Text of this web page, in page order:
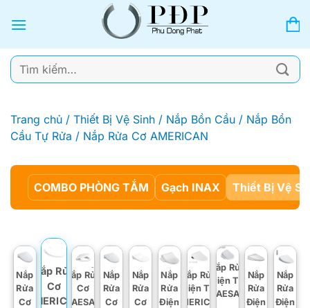
qua
dung
Tìm
kiếm:
Trang chủ / Thiết Bị Vệ Sinh / Nắp Bồn Cầu / Nắp Bồn
Cầu Tự Rửa / Nắp Rửa Cơ AMERICAN
COMBO PHÒNG TẮM Gạch INAX Thiết Bị Vệ
Nắp
Rửa
Cơ
Nắp Rửa
Cơ
AMERICAN
Nắp Rửa
Cơ
CAESAR
Nắp
Rửa
Cơ
Nắp
Rửa
Cơ
Nắp
Rửa
Điện
Nắp Rửa
Điện Tử
AMERICAN
Nắp Rửa
Điện Tử
CAESAR
Nắp
Rửa
Điện
Nắp
Rửa
Điện